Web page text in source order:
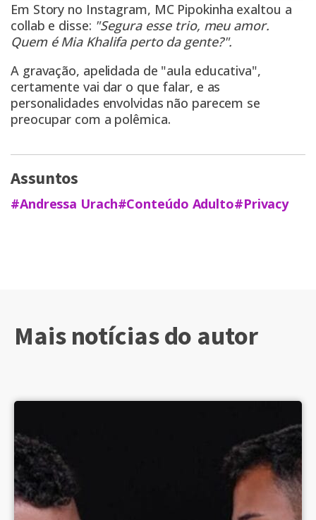
Em Story no Instagram, MC Pipokinha exaltou a
collab e disse: "Segura esse trio, meu amor.
Quem é Mia Khalifa perto da gente?".
A gravação, apelidada de "aula educativa",
certamente vai dar o que falar, e as
personalidades envolvidas não parecem se
preocupar com a polêmica.
Assuntos
#Andressa Urach#Conteúdo Adulto#Privacy
Mais notícias do autor